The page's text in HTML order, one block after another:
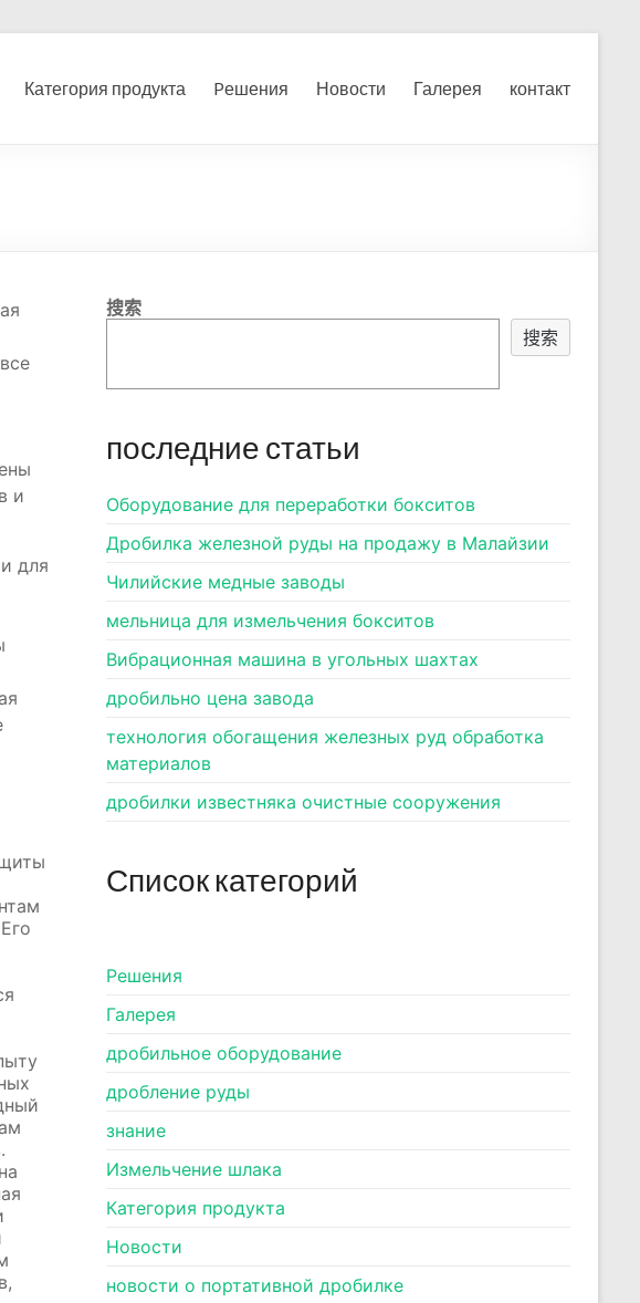
угля, измельчения печного
Категория продукта Pешения Новости Галерея контакт
и
для
搜索
搜索
последние статьи
Оборудование для переработки бокситов
Дробилка железной руды на продажу в Малайзии
Чилийские медные заводы
мельница для измельчения бокситов
Вибрационная машина в угольных шахтах
дробильно цена завода
технология обогащения железных руд обработка
материалов
дробилки известняка очистные сооружения
Список категорий
Pешения
Галерея
дробильное оборудование
дробление руды
знание
Измельчение шлака
Категория продукта
Новости
новости о портативной дробилке